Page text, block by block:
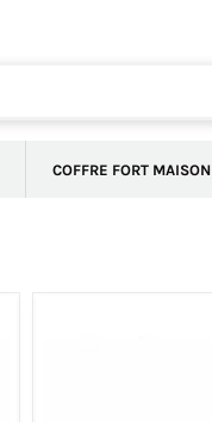
COFFRE FORT MAISON